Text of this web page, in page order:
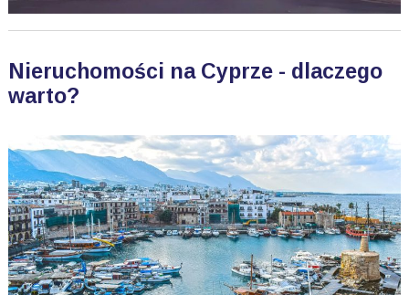
Nieruchomości na Cyprze - dlaczego
warto?